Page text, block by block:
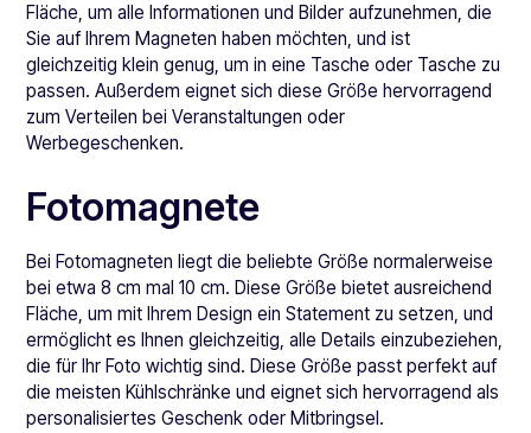
Fläche, um alle Informationen und Bilder aufzunehmen, die
Sie auf Ihrem Magneten haben möchten, und ist
gleichzeitig klein genug, um in eine Tasche oder Tasche zu
passen. Außerdem eignet sich diese Größe hervorragend
zum Verteilen bei Veranstaltungen oder
Werbegeschenken.
Fotomagnete
Bei Fotomagneten liegt die beliebte Größe normalerweise
bei etwa 8 cm mal 10 cm. Diese Größe bietet ausreichend
Fläche, um mit Ihrem Design ein Statement zu setzen, und
ermöglicht es Ihnen gleichzeitig, alle Details einzubeziehen,
die für Ihr Foto wichtig sind. Diese Größe passt perfekt auf
die meisten Kühlschränke und eignet sich hervorragend als
personalisiertes Geschenk oder Mitbringsel.